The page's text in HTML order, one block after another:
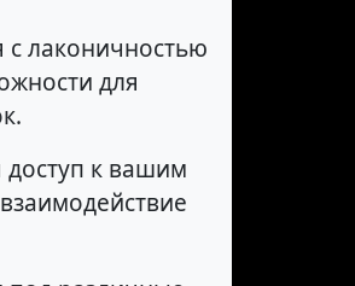
с лаконичностью
для
к вашим